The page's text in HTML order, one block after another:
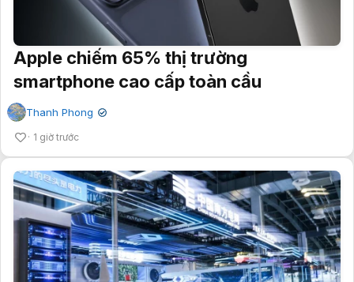
Apple chiếm 65% thị trường
smartphone cao cấp toàn cầu
Thanh Phong ✔
1 giờ trước